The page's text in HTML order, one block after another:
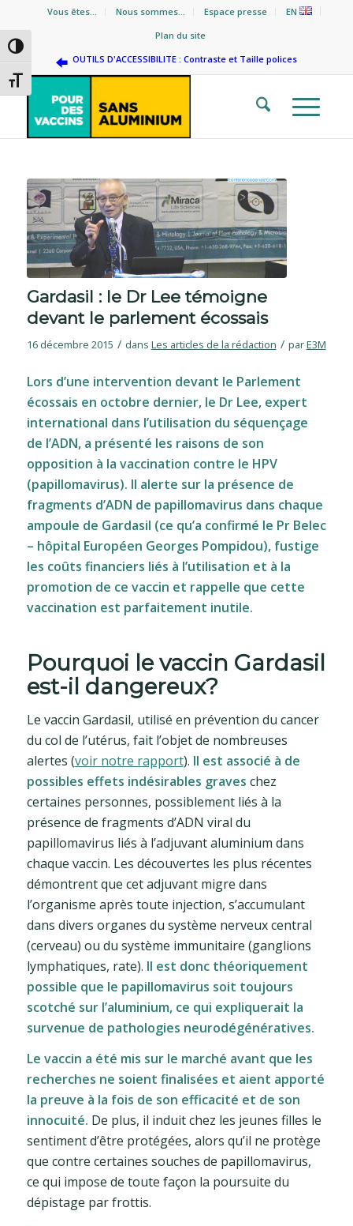
Passer en contraste élevé
Changer la taille de la police
Vous êtes… Nous sommes… Espace presse
EN
Plan du site
OUTILS D'ACCESSIBILITE : Contraste et Taille polices
Gardasil : le Dr Lee témoigne
devant le parlement écossais
16 décembre 2015 / dans Les articles de la rédaction / parE3M
Lors d’une intervention devant le Parlement
écossais en octobre dernier, le Dr Lee, expert
international dans l’utilisation du séquençage
de l’ADN, a présenté les raisons de son
opposition à la vaccination contre le HPV
(papillomavirus). Il alerte sur la présence de
fragments d’ADN de papillomavirus dans chaque
ampoule de Gardasil (ce qu’a confirmé le Pr Belec
– hôpital Européen Georges Pompidou), fustige
les coûts financiers liés à l’utilisation et à la
promotion de ce vaccin et rappelle que cette
vaccination est parfaitement inutile.
Pourquoi le vaccin Gardasil
est-il dangereux?
Le vaccin Gardasil, utilisé en prévention du cancer
du col de l’utérus, fait l’objet de nombreuses
alertes (voir notre rapport). Il est associé à de
possibles effets indésirables graves chez
certaines personnes, possiblement liés à la
présence de fragments d’ADN viral du
papillomavirus liés à l’adjuvant aluminium dans
chaque vaccin. Les découvertes les plus récentes
démontrent que cet adjuvant migre dans
l’organisme après toute injection, s’accumulant
dans divers organes du système nerveux central
(cerveau) ou du système immunitaire (ganglions
lymphatiques, rate). Il est donc théoriquement
possible que le papillomavirus soit toujours
scotché sur l’aluminium, ce qui expliquerait la
survenue de pathologies neurodégénératives.
Le vaccin a été mis sur le marché avant que les
recherches ne soient finalisées et aient apporté
la preuve à la fois de son efficacité et de son
innocuité. De plus, il induit chez les jeunes filles le
sentiment d’être protégées, alors qu’il ne protège
que contre certaines souches de papillomavirus,
ce qui impose de toute façon la poursuite du
dépistage par frottis.